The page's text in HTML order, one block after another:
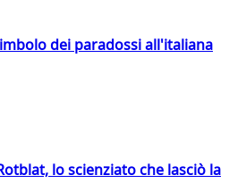
dei paradossi all'italiana
lo scienziato che lasciò la